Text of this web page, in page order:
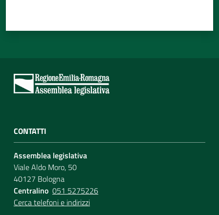
CONTATTI
Assemblea legislativa
Viale Aldo Moro, 50
40127 Bologna
Centralino 051 5275226
Cerca telefoni e indirizzi